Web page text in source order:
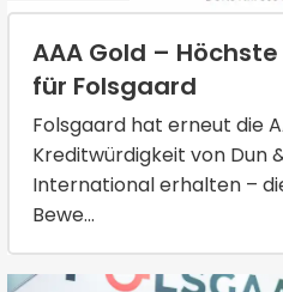
AAA Gold –
für Folsgaard
Folsgaard hat erneut die
Kreditwürdigkeit von Dun
International erhalten –
Bewe...